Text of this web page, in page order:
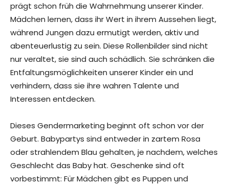
prägt schon früh die Wahrnehmung unserer Kinder.
Mädchen lernen, dass ihr Wert in ihrem Aussehen liegt,
während Jungen dazu ermutigt werden, aktiv und
abenteuerlustig zu sein. Diese Rollenbilder sind nicht
nur veraltet, sie sind auch schädlich. Sie schränken die
Entfaltungsmöglichkeiten unserer Kinder ein und
verhindern, dass sie ihre wahren Talente und
Interessen entdecken.
Dieses Gendermarketing beginnt oft schon vor der
Geburt. Babypartys sind entweder in zartem Rosa
oder strahlendem Blau gehalten, je nachdem, welches
Geschlecht das Baby hat. Geschenke sind oft
vorbestimmt: Für Mädchen gibt es Puppen und